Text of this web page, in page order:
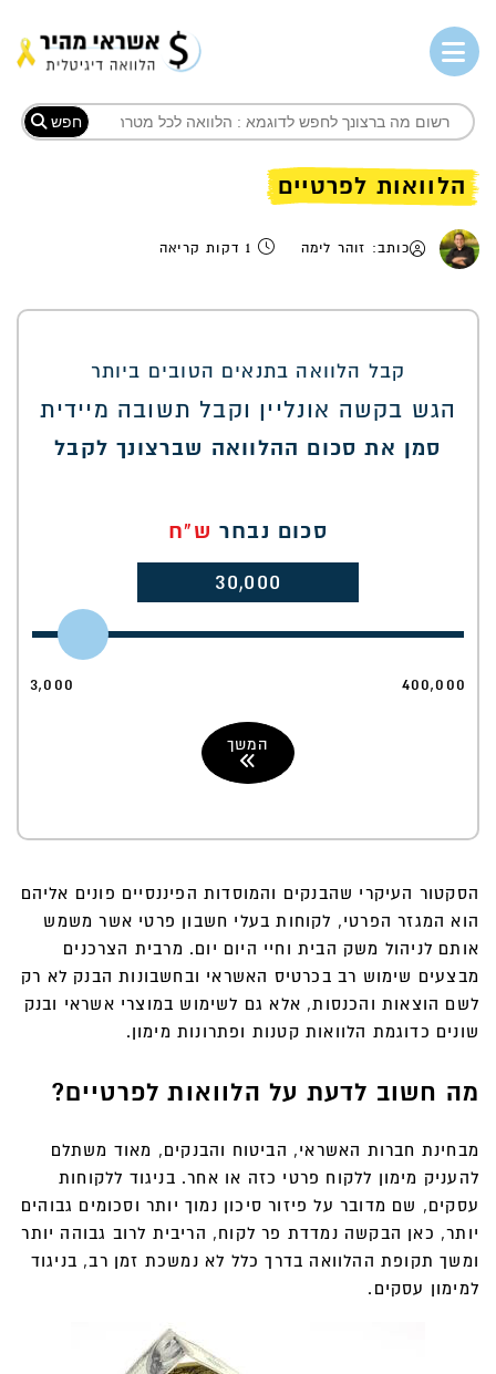
חפש
הלוואות לפרטיים
כותב: זוהר לימה
קבל הלוואה בתנאים הטובים ביותר
הגש בקשה אונליין וקבל תשובה מיידית
סמן את סכום ההלוואה שברצונך לקבל
סכום נבחר ש"ח
30,000
3,000 400,000
המשך
הסקטור העיקרי שהבנקים והמוסדות הפיננסיים פונים אליהם
הוא המגזר הפרטי, לקוחות בעלי חשבון פרטי אשר משמש
אותם לניהול משק הבית וחיי היום יום. מרבית הצרכנים
מבצעים שימוש רב בכרטיס האשראי ובחשבונות הבנק לא רק
לשם הוצאות והכנסות, אלא גם לשימוש במוצרי אשראי ובנק
שונים כדוגמת הלוואות קטנות ופתרונות מימון.
מה חשוב לדעת על הלוואות לפרטיים?
מבחינת חברות האשראי, הביטוח והבנקים, מאוד משתלם
להעניק מימון ללקוח פרטי כזה או אחר. בניגוד ללקוחות
עסקים, שם מדובר על פיזור סיכון נמוך יותר וסכומים גבוהים
יותר, כאן הבקשה נמדדת פר לקוח, הריבית לרוב גבוהה יותר
ומשך תקופת ההלוואה בדרך כלל לא נמשכת זמן רב, בניגוד
למימון עסקים.